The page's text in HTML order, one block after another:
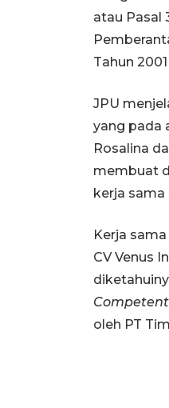
atau Pasal
Tahun
JPU
yang pada
Rosalina
membuat
kerja sama
Kerja
CV Venus
oleh PT